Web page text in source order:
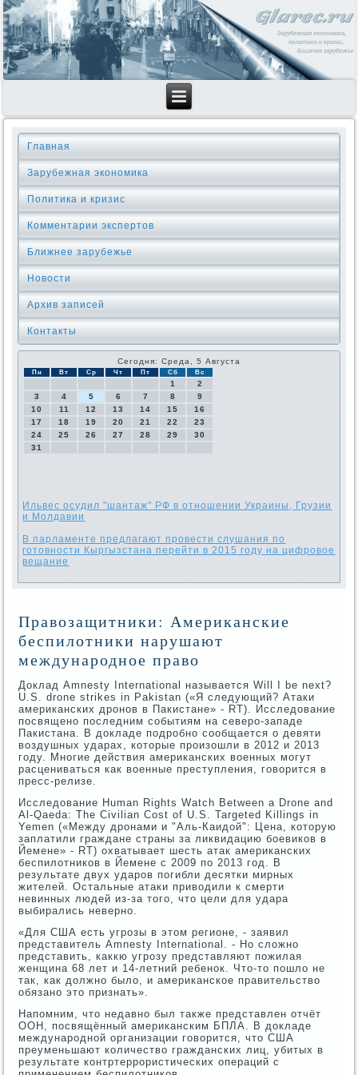
Главная
Зарубежная экономика
Политика и кризис
Комментарии экспертов
Ближнее зарубежье
Новости
Архив записей
Контакты
Сегодня: Среда, 5 Августа
Пн Вт Ср Чт Пт Сб Вс
1
2
3
4 5 6 7 8
9
10
11 12 13 14 15
16
17
18 19 20 21 22
23
24
25 26 27 28 29
30
31
Ильвес осудил "шантаж" РФ в отношении Украины, Грузии
и Молдавии
В парламенте предлагают провести слушания по
готовности Кыргызстана перейти в 2015 году на цифровое
вещание
Правозащитники: Американские
беспилотники нарушают
международное право
Доклад Amnesty International называется Will I be next?
U.S. drone strikes in Pakistan («Я следующий? Атаки
американских дронов в Пакистане» - RT). Исследование
посвящено последним событиям на северо-западе
Пакистана. В докладе подробно сообщается о девяти
воздушных ударах, которые произошли в 2012 и 2013
году. Многие действия американских военных могут
расцениваться как военные преступления, говорится в
пресс-релизе.
Исследование Human Rights Watch Between a Drone and
Al-Qaeda: The Civilian Cost of U.S. Targeted Killings in
Yemen («Между дронами и "Аль-Каидой": Цена, которую
заплатили граждане страны за ликвидацию боевиков в
Йемене» - RT) охватывает шесть атак американских
беспилотников в Йемене с 2009 по 2013 год. В
результате двух ударов погибли десятки мирных
жителей. Остальные атаки приводили к смерти
невинных людей из-за того, что цели для удара
выбирались неверно.
«Для США есть угрозы в этом регионе, - заявил
представитель Amnesty International. - Но сложно
представить, каккю угрозу представляют пожилая
женщина 68 лет и 14-летний ребенок. Что-то пошло не
так, как должно было, и американское правительство
обязано это признать».
Напомним, что недавно был также представлен отчёт
ООН, посвящённый американским БПЛА. В докладе
международной организации говорится, что США
преуменьшают количество гражданских лиц, убитых в
результате контртеррористических операций с